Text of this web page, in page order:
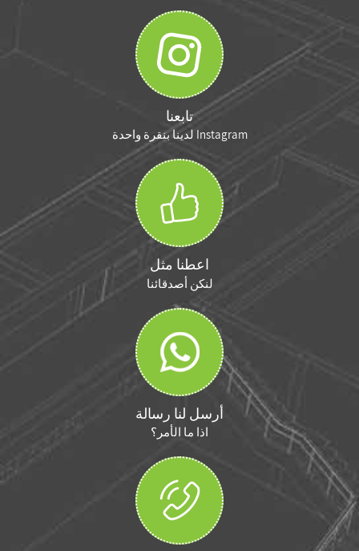
تابعنا
Instagram لدينا بنقرة واحدة
اعطنا مثل
لنكن أصدقائنا
أرسل لنا رسالة
اذا ما الأمر؟